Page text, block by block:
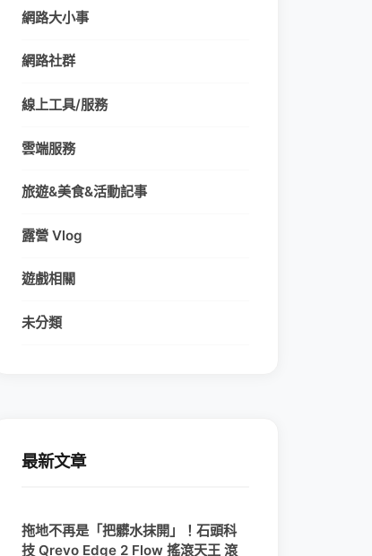
網路大小事
網路社群
線上工具/服務
雲端服務
旅遊&美食&活動記事
露營 Vlog
遊戲相關
未分類
最新文章
拖地不再是「把髒水抹開」！石頭科
技 Qrevo Edge 2 Flow 搖滾天王 滾